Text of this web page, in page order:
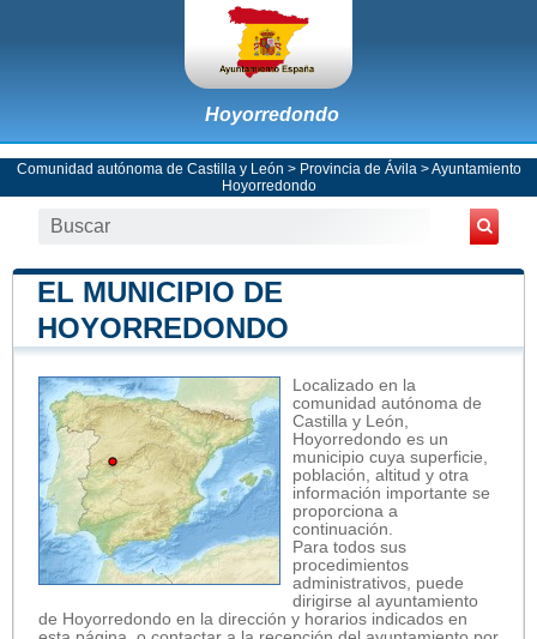
Hoyorredondo
Comunidad autónoma de Castilla y León > Provincia de Ávila >Ayuntamiento
Hoyorredondo
EL MUNICIPIO DE
HOYORREDONDO
Localizado en la
comunidad autónoma de
Castilla y León,
Hoyorredondo es un
municipio cuya superficie,
población, altitud y otra
información importante se
proporciona a
continuación.
Para todos sus
procedimientos
administrativos, puede
dirigirse al ayuntamiento
de Hoyorredondo en la dirección y horarios indicados en